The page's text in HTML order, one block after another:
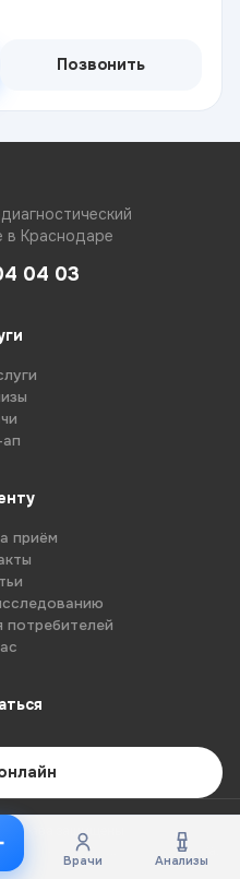
Позвонить
в Краснодаре
04 03
приём
права защищены.
консультация специалиста.
Врачи Анализы